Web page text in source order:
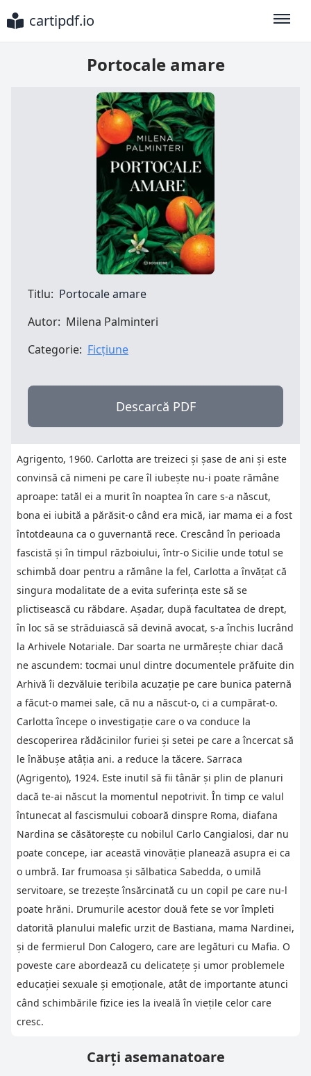
cartipdf.io
Portocale amare
Titlu: Portocale amare
Autor: Milena Palminteri
Categorie: Ficțiune
Descarcă PDF
Agrigento, 1960. Carlotta are treizeci și șase de ani și este
convinsă că nimeni pe care îl iubește nu-i poate rămâne
aproape: tatăl ei a murit în noaptea în care s-a născut,
bona ei iubită a părăsit-o când era mică, iar mama ei a fost
întotdeauna ca o guvernantă rece. Crescând în perioada
fascistă și în timpul războiului, într-o Sicilie unde totul se
schimbă doar pentru a rămâne la fel, Carlotta a învățat că
singura modalitate de a evita suferința este să se
plictisească cu răbdare. Așadar, după facultatea de drept,
în loc să se străduiască să devină avocat, s-a închis lucrând
la Arhivele Notariale. Dar soarta ne urmărește chiar dacă
ne ascundem: tocmai unul dintre documentele prăfuite din
Arhivă îi dezvăluie teribila acuzație pe care bunica paternă
a făcut-o mamei sale, că nu a născut-o, ci a cumpărat-o.
Carlotta începe o investigație care o va conduce la
descoperirea rădăcinilor furiei și setei pe care a încercat să
le înăbușe atâția ani. a reduce la tăcere. Sarraca
(Agrigento), 1924. Este inutil să fii tânăr și plin de planuri
dacă te-ai născut la momentul nepotrivit. În timp ce valul
întunecat al fascismului coboară dinspre Roma, diafana
Nardina se căsătorește cu nobilul Carlo Cangialosi, dar nu
poate concepe, iar această vinovăție planează asupra ei ca
o umbră. Iar frumoasa și sălbatica Sabedda, o umilă
servitoare, se trezește însărcinată cu un copil pe care nu-l
poate hrăni. Drumurile acestor două fete se vor împleti
datorită planului malefic urzit de Bastiana, mama Nardinei,
și de fermierul Don Calogero, care are legături cu Mafia. O
poveste care abordează cu delicatețe și umor problemele
educației sexuale și emoționale, atât de importante atunci
când schimbările fizice ies la iveală în viețile celor care
cresc.
Carți asemanatoare